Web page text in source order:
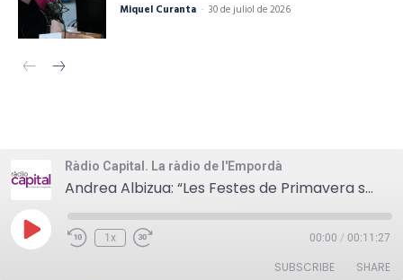
Miquel Curanta - 30 de juliol de 2026
Ràdio Capital. La ràdio de l'Empordà
Andrea Albizua: “Les Festes de Primavera són unes festes molt nostrades”
Play
Episode
1x 00:00 / 00:11:27
SUBSCRIBE SHARE